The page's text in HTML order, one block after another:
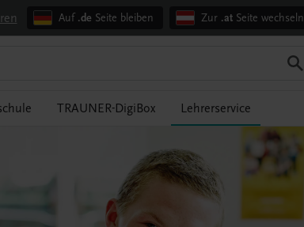
Auf .de Seite bleiben Zur .atSeite wechseln
TRAUNER-DigiBox Lehrerservice